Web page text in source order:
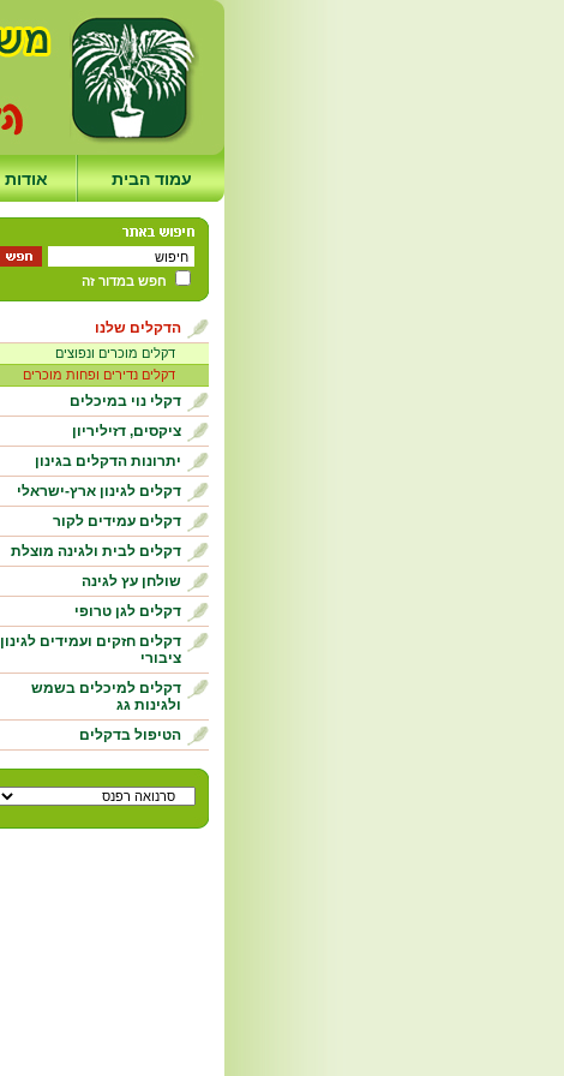
עמוד הבית אודות
חפש במדור זה
הדקלים שלנו
דקלים מוכרים ונפוצים
דקלים נדירים ופחות מוכרים
דקלי נוי במיכלים
ציקסים, דזיליריון
יתרונות הדקלים בגינון
דקלים לגינון ארץ-ישראלי
דקלים עמידים לקור
דקלים לבית ולגינה מוצלת
שולחן עץ לגינה
דקלים לגן טרופי
דקלים חזקים ועמידים לגינון
ציבורי
דקלים למיכלים בשמש
ולגינות גג
הטיפול בדקלים